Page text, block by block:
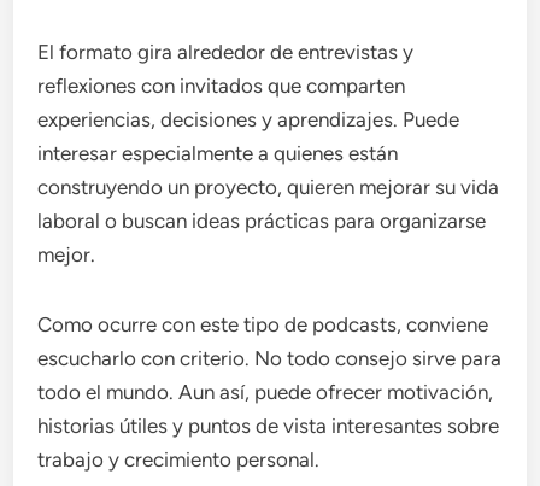
El formato gira alrededor de entrevistas y
reflexiones con invitados que comparten
experiencias, decisiones y aprendizajes. Puede
interesar especialmente a quienes están
construyendo un proyecto, quieren mejorar su vida
laboral o buscan ideas prácticas para organizarse
mejor.
Como ocurre con este tipo de podcasts, conviene
escucharlo con criterio. No todo consejo sirve para
todo el mundo. Aun así, puede ofrecer motivación,
historias útiles y puntos de vista interesantes sobre
trabajo y crecimiento personal.